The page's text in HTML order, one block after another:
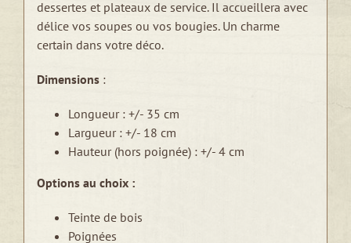
dessertes et plateaux de service. Il accueillera avec
délice vos soupes ou vos bougies. Un charme
certain dans votre déco.
Dimensions:
Longueur : +/- 35 cm
Largueur : +/- 18 cm
Hauteur (hors poignée) : +/- 4 cm
Options au choix :
Teinte de bois
Poignées